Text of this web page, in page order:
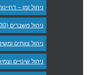
ניהול זמן – דחיינות
ניהול משברים (30)
ניהול צוותים
ניהול שינויים